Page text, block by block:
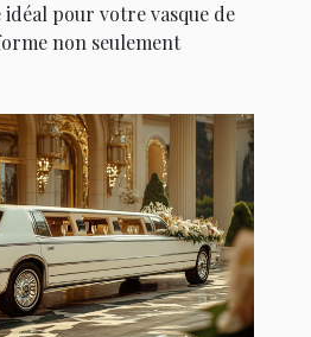
pour votre vasque de
non seulement